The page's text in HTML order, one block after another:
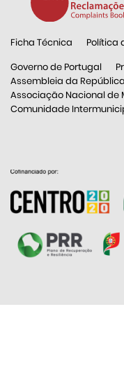
Ficha Técnica
Política
Governo de Portugal
Assembleia da República
Associação Nacional de
Comunidade